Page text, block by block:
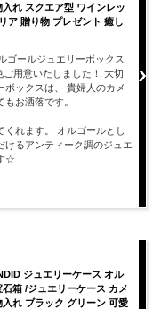
れ スクエア型 ワインレッ
ア 贈り物 プレゼント 癒し
ゴールジュエリーボックス
用意いたしました！ 大切
ックスは、 貴婦人のカメ
お洒落です。
れます。 オルゴールとし
けるアンティーク調のジュエ
☆
ジュエリーケース オル
箱 /ジュエリーケース カメ
れ ブラック グリーン 可愛